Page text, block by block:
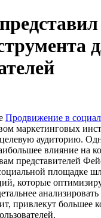
Продвижение в
маркетинговых
аудиторию.
влияние на
представителей
площадке
которые
привлекут большее